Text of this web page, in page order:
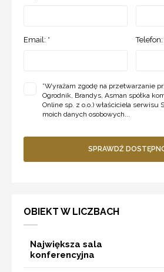
Email: * Telefon:
*Wyrażam zgodę na przetwarzanie
Ogrodnik, Brandys, Asman spółka
Online sp. z o.o.) właściciela serwisu
moich danych osobowych...
SPRAWDŹ
OBIEKT W LICZBACH
Największa sala
konferencyjna